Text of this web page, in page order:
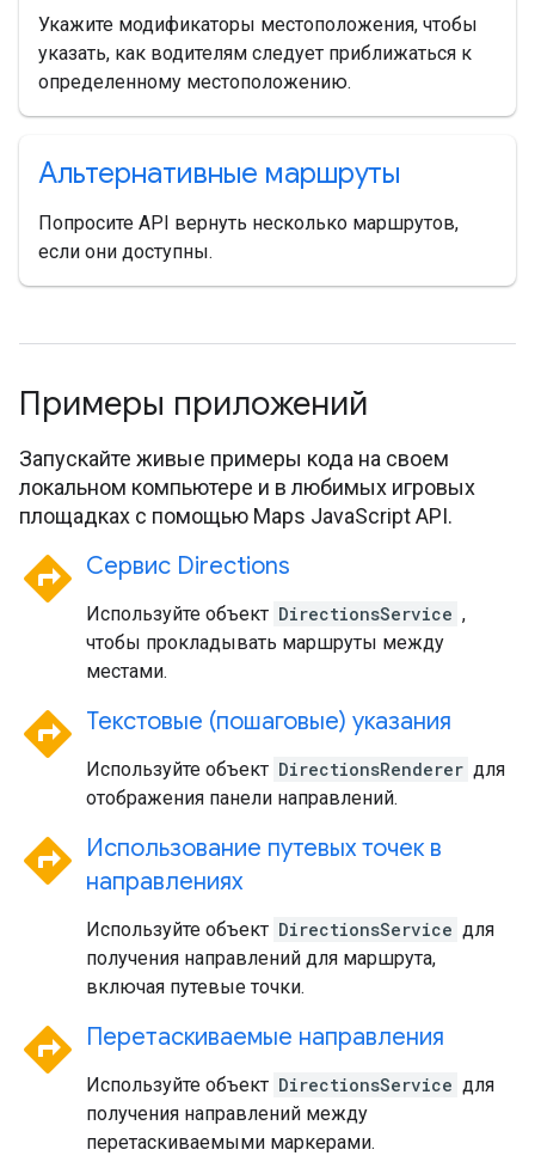
Укажите модификаторы местоположения, чтобы
указать, как водителям следует приближаться к
определенному местоположению.
Альтернативные маршруты
Попросите API вернуть несколько маршрутов,
если они доступны.
Примеры приложений
Запускайте живые примеры кода на своем
локальном компьютере и в любимых игровых
площадках с помощью Maps JavaScript API.
directions Сервис Directions
Используйте объект DirectionsService ,
чтобы прокладывать маршруты между
местами.
directions Текстовые (пошаговые) указания
Используйте объект DirectionsRenderer для
отображения панели направлений.
directions Использование путевых точек в
направлениях
Используйте объект DirectionsService для
получения направлений для маршрута,
включая путевые точки.
directions Перетаскиваемые направления
Используйте объект DirectionsService для
получения направлений между
перетаскиваемыми маркерами.